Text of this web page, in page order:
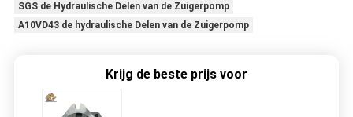
SGS de Hydraulische Delen van de Zuigerpomp
A10VD43 de hydraulische Delen van de Zuigerpomp
Krijg de beste prijs voor